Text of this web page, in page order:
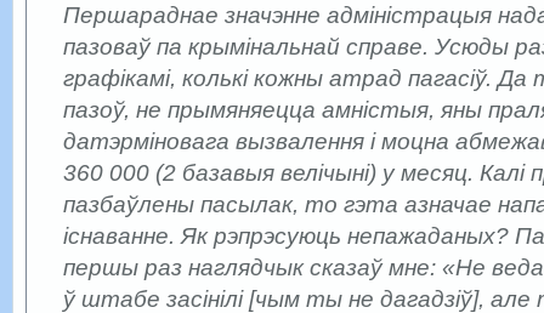
Першараднае значэнне адміністрацыя
пазоваў па крымінальнай справе. Усюды
графікамі, колькі кожны атрад пагасіў.
пазоў, не прымяняецца амністыя, яны
датэрміновага вызвалення і моцна
360 000 (2 базавыя велічыні) у месяц. Калі
пазбаўлены пасылак, то гэта азначае
існаванне. Як рэпрэсуюць непажаданых?
першы раз наглядчык сказаў мне: «Не
ў штабе засінілі [чым ты не дагадзіў],